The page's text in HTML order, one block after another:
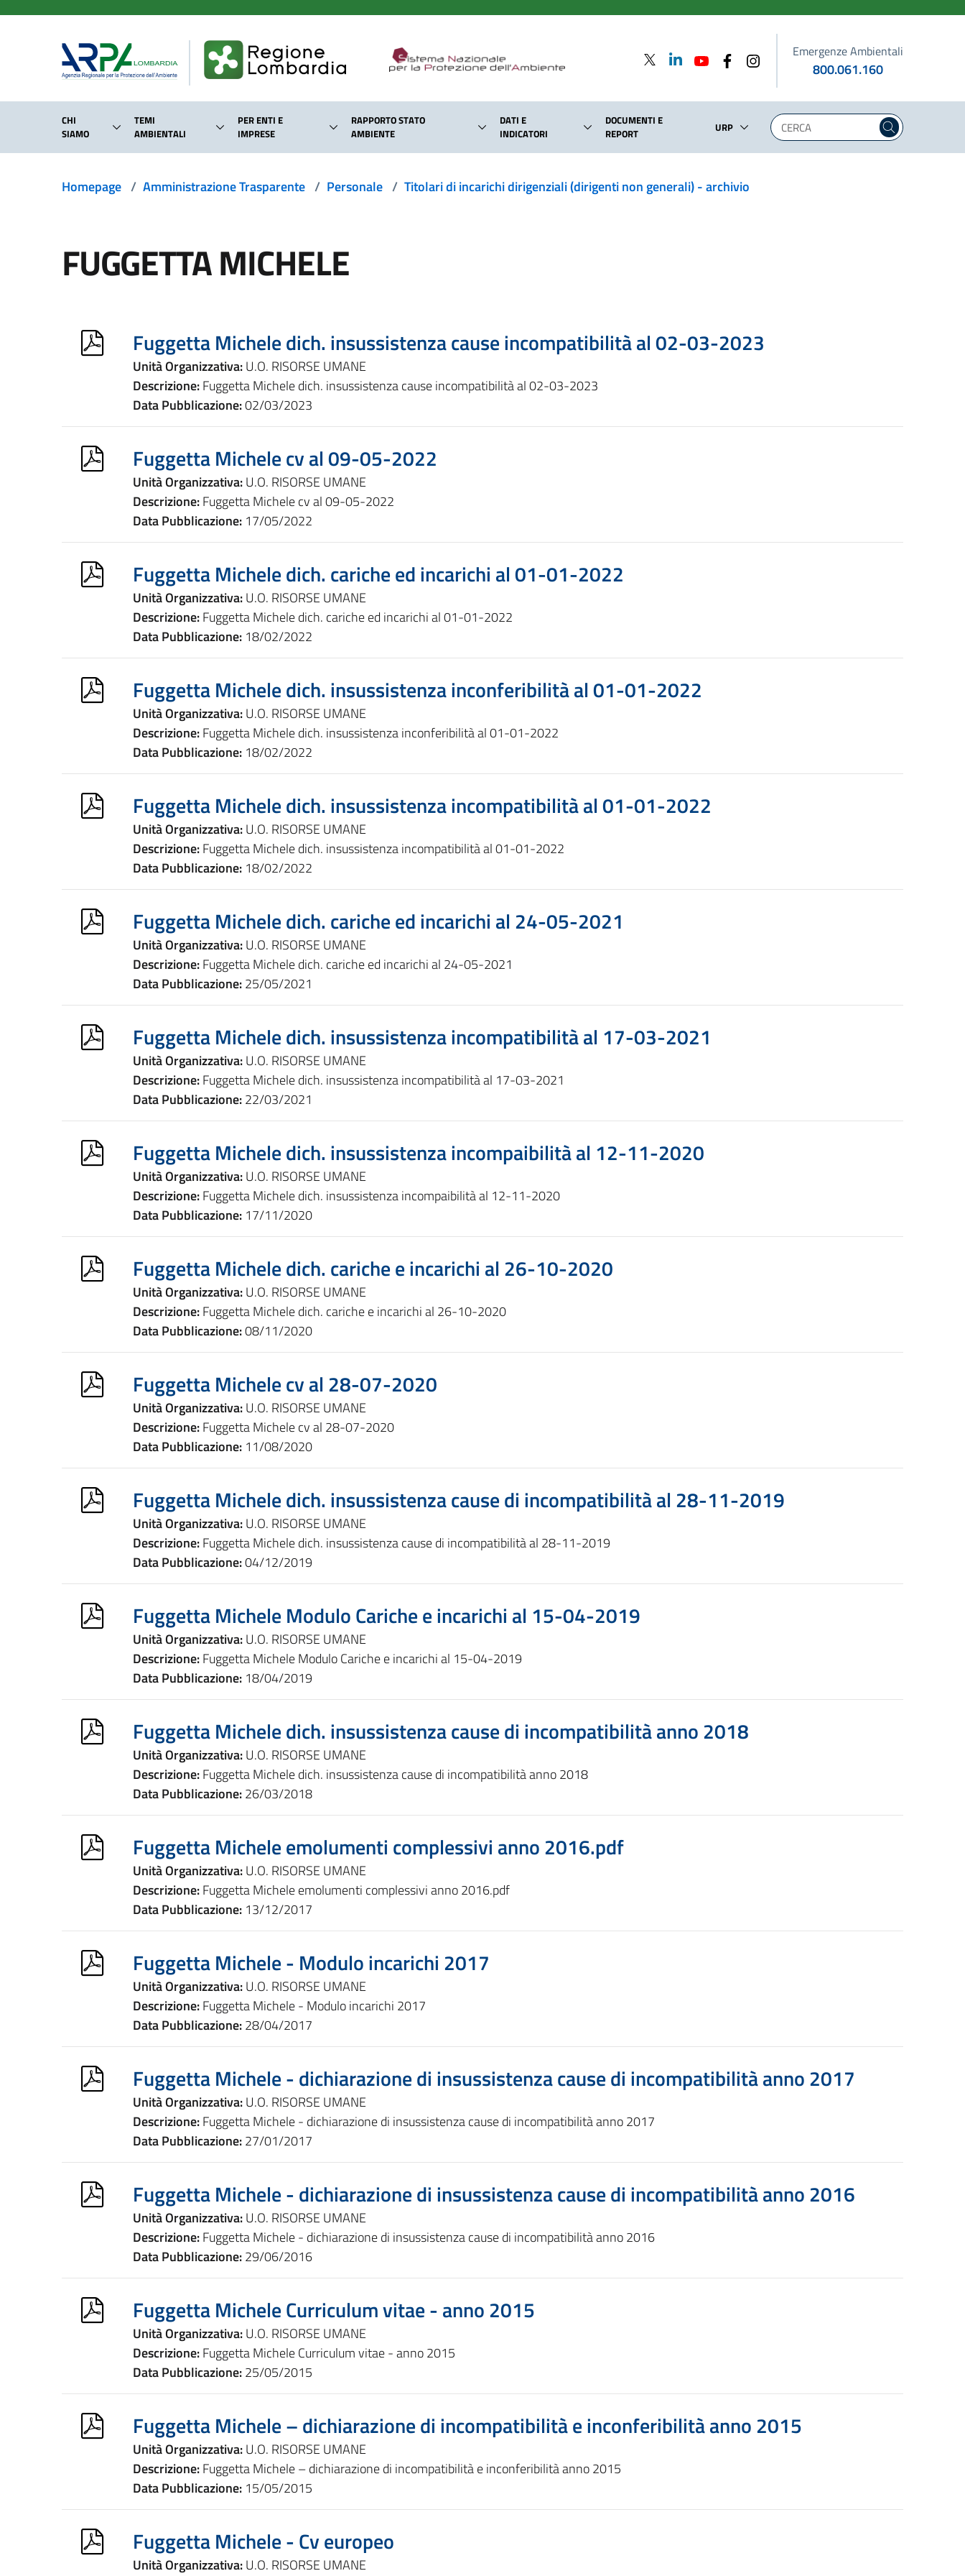
Emergenze Ambientali
800.061.160
CHI
SIAMO
TEMI
AMBIENTALI
PER ENTI E
IMPRESE
RAPPORTO STATO
AMBIENTE
DATI E
INDICATORI
DOCUMENTI E
REPORT
URP
Homepage / Amministrazione Trasparente / Personale / Titolari di incarichi dirigenziali (dirigenti non generali) - archivio
FUGGETTA MICHELE
Fuggetta Michele dich. insussistenza cause incompatibilità al 02-03-2023
Unità Organizzativa:U.O. RISORSE UMANE
Descrizione:Fuggetta Michele dich. insussistenza cause incompatibilità al 02-03-2023
Data Pubblicazione:02/03/2023
Fuggetta Michele cv al 09-05-2022
Unità Organizzativa:U.O. RISORSE UMANE
Descrizione:Fuggetta Michele cv al 09-05-2022
Data Pubblicazione: 17/05/2022
Fuggetta Michele dich. cariche ed incarichi al 01-01-2022
Unità Organizzativa:U.O. RISORSE UMANE
Descrizione:Fuggetta Michele dich. cariche ed incarichi al 01-01-2022
Data Pubblicazione: 18/02/2022
Fuggetta Michele dich. insussistenza inconferibilità al 01-01-2022
Unità Organizzativa:U.O. RISORSE UMANE
Descrizione:Fuggetta Michele dich. insussistenza inconferibilità al 01-01-2022
Data Pubblicazione: 18/02/2022
Fuggetta Michele dich. insussistenza incompatibilità al 01-01-2022
Unità Organizzativa:U.O. RISORSE UMANE
Descrizione:Fuggetta Michele dich. insussistenza incompatibilità al 01-01-2022
Data Pubblicazione: 18/02/2022
Fuggetta Michele dich. cariche ed incarichi al 24-05-2021
Unità Organizzativa:U.O. RISORSE UMANE
Descrizione:Fuggetta Michele dich. cariche ed incarichi al 24-05-2021
Data Pubblicazione:25/05/2021
Fuggetta Michele dich. insussistenza incompatibilità al 17-03-2021
Unità Organizzativa:U.O. RISORSE UMANE
Descrizione:Fuggetta Michele dich. insussistenza incompatibilità al 17-03-2021
Data Pubblicazione:22/03/2021
Fuggetta Michele dich. insussistenza incompaibilità al 12-11-2020
Unità Organizzativa:U.O. RISORSE UMANE
Descrizione:Fuggetta Michele dich. insussistenza incompaibilità al 12-11-2020
Data Pubblicazione: 17/11/2020
Fuggetta Michele dich. cariche e incarichi al 26-10-2020
Unità Organizzativa:U.O. RISORSE UMANE
Descrizione:Fuggetta Michele dich. cariche e incarichi al 26-10-2020
Data Pubblicazione:08/11/2020
Fuggetta Michele cv al 28-07-2020
Unità Organizzativa:U.O. RISORSE UMANE
Descrizione:Fuggetta Michele cv al 28-07-2020
Data Pubblicazione: 11/08/2020
Fuggetta Michele dich. insussistenza cause di incompatibilità al 28-11-2019
Unità Organizzativa:U.O. RISORSE UMANE
Descrizione:Fuggetta Michele dich. insussistenza cause di incompatibilità al 28-11-2019
Data Pubblicazione:04/12/2019
Fuggetta Michele Modulo Cariche e incarichi al 15-04-2019
Unità Organizzativa:U.O. RISORSE UMANE
Descrizione:Fuggetta Michele Modulo Cariche e incarichi al 15-04-2019
Data Pubblicazione: 18/04/2019
Fuggetta Michele dich. insussistenza cause di incompatibilità anno 2018
Unità Organizzativa:U.O. RISORSE UMANE
Descrizione:Fuggetta Michele dich. insussistenza cause di incompatibilità anno 2018
Data Pubblicazione:26/03/2018
Fuggetta Michele emolumenti complessivi anno 2016.pdf
Unità Organizzativa:U.O. RISORSE UMANE
Descrizione:Fuggetta Michele emolumenti complessivi anno 2016.pdf
Data Pubblicazione: 13/12/2017
Fuggetta Michele - Modulo incarichi 2017
Unità Organizzativa:U.O. RISORSE UMANE
Descrizione:Fuggetta Michele - Modulo incarichi 2017
Data Pubblicazione:28/04/2017
Fuggetta Michele - dichiarazione di insussistenza cause di incompatibilità anno 2017
Unità Organizzativa:U.O. RISORSE UMANE
Descrizione:Fuggetta Michele - dichiarazione di insussistenza cause di incompatibilità anno 2017
Data Pubblicazione:27/01/2017
Fuggetta Michele - dichiarazione di insussistenza cause di incompatibilità anno 2016
Unità Organizzativa:U.O. RISORSE UMANE
Descrizione:Fuggetta Michele - dichiarazione di insussistenza cause di incompatibilità anno 2016
Data Pubblicazione:29/06/2016
Fuggetta Michele Curriculum vitae - anno 2015
Unità Organizzativa:U.O. RISORSE UMANE
Descrizione:Fuggetta Michele Curriculum vitae - anno 2015
Data Pubblicazione:25/05/2015
Fuggetta Michele – dichiarazione di incompatibilità e inconferibilità anno 2015
Unità Organizzativa:U.O. RISORSE UMANE
Descrizione:Fuggetta Michele – dichiarazione di incompatibilità e inconferibilità anno 2015
Data Pubblicazione: 15/05/2015
Fuggetta Michele - Cv europeo
Unità Organizzativa:U.O. RISORSE UMANE